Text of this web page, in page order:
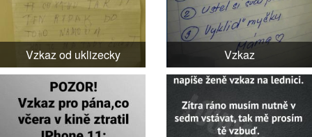
Vzkaz od uklizecky Vzkaz